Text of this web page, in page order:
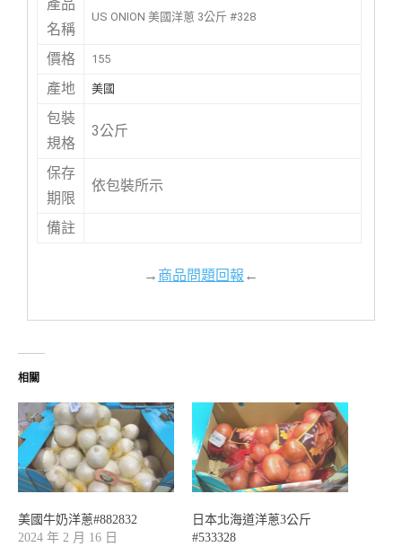
產品
名稱
US ONION 美國洋蔥 3公斤 #328
價格 155
產地 美國
包裝
規格
3公斤
保存
期限
依包裝所示
備註
→商品問題回報←
相關
美國牛奶洋蔥#882832
2024 年 2 月 16 日
日本北海道洋蔥3公斤
#533328